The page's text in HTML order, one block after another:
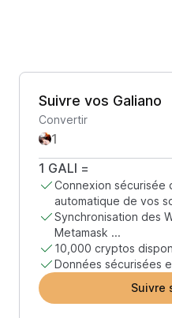
Suivre vos Galiano
Convertir
1 GALI =
Connexion sécurisée
automatique de vos
Synchronisation des
Metamask ...
10,000 cryptos
Données sécurisées
Suivre